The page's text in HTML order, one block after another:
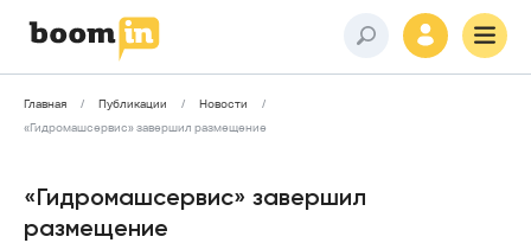
Главная Публикации
Новости
«Гидромашсервис» завершил размещение
«Гидромашсервис» завершил
размещение